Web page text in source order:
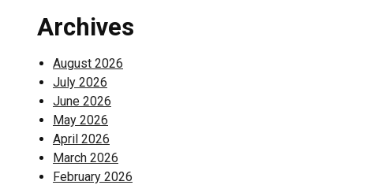
Archives
August 2026
July 2026
June 2026
May 2026
April 2026
March 2026
February 2026